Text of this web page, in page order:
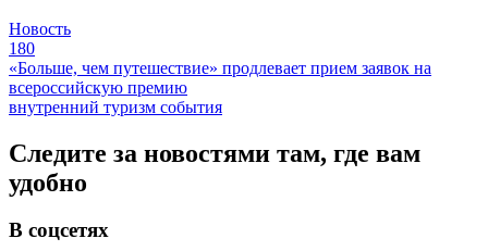
Новость
180
«Больше, чем путешествие» продлевает прием заявок на
всероссийскую премию
внутренний туризм события
Следите за новостями там, где вам
удобно
В соцсетях